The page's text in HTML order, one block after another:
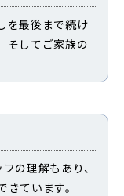
を最後まで続け
そしてご家族の
の理解もあり、
ています。